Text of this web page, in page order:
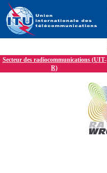
Secteur des radiocommunications (UIT-
R)